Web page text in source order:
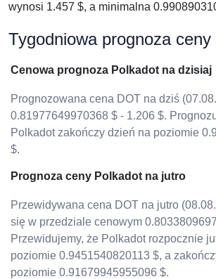
wynosi 1.457 $, a minimalna
Tygodniowa prognoza
Cenowa prognoza Polkadot na dzisiaj
Prognozowana cena DOT na dziś
0.81977649970368 $ - 1.206 $.
Polkadot zakończy dzień na poziomie
$.
Prognoza ceny Polkadot na jutro
Przewidywana cena DOT na jutro
się w przedziale cenowym
Przewidujemy, że Polkadot rozpocznie
poziomie 0.9451540820113 $, a
poziomie 0.91679945955096 $.